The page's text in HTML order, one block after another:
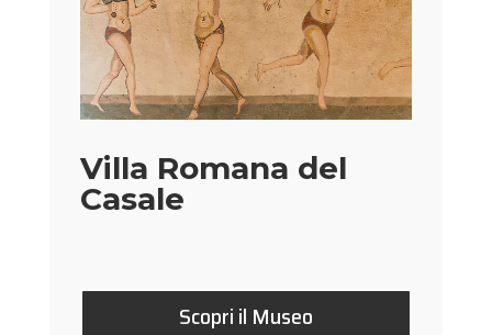
Villa Romana del
Casale
Scopri il Museo